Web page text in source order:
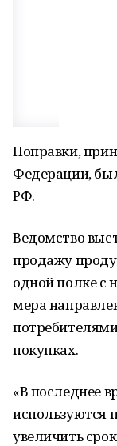
Поправки,
Федерации,
РФ.
Ведомство
продажу
одной полке
мера
покупках.
«В последнее
используются
увеличить